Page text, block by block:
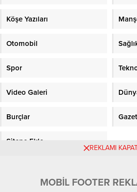
Köşe Yazıları
Otomobil
Spor
Video Galeri
Burçlar
Sitene Ekle
REKLAMI
MOBİL FOOTER